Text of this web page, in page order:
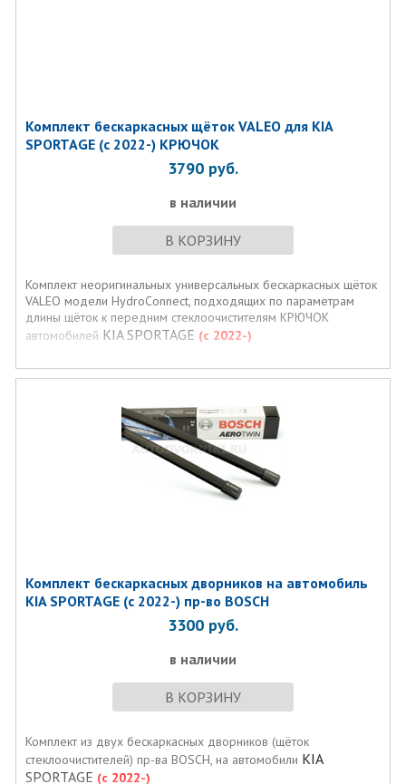
Комплект бескаркасных щёток VALEO для KIA
SPORTAGE (с 2022-) КРЮЧОК
3790 руб.
в наличии
В КОРЗИНУ
Комплект неоригинальных универсальных бескаркасных щёток
VALEO модели HydroConnect, подходящих по параметрам
длины щёток к передним стеклоочистителям КРЮЧОК
автомобилей KIA SPORTAGE (с 2022-)
Комплект бескаркаcных дворников на автомобиль
KIA SPORTAGE (с 2022-) пр-во BOSCH
3300 руб.
в наличии
В КОРЗИНУ
Комплект из двух бескаркаcных дворников (щёток
стеклоочистителей) пр-ва BOSCH, на автомобили KIA
SPORTAGE (с 2022-)